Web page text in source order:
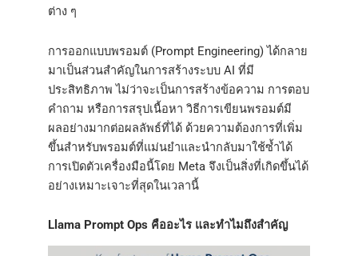
ต่าง ๆ
การออกแบบพรอมต์ (Prompt Engineering) ได้กลาย
มาเป็นส่วนสำคัญในการสร้างระบบ AI ที่มี
ประสิทธิภาพ ไม่ว่าจะเป็นการสร้างข้อความ การตอบ
คำถาม หรือการสรุปเนื้อหา วิธีการเขียนพรอมต์มี
ผลอย่างมากต่อผลลัพธ์ที่ได้ ด้วยความต้องการที่เพิ่ม
ขึ้นสำหรับพรอมต์ที่แม่นยำและนำกลับมาใช้ซ้ำได้
การเปิดตัวเครื่องมือนี้โดย Meta จึงเป็นสิ่งที่เกิดขึ้นได้
อย่างเหมาะเจาะที่สุดในเวลานี้
Llama Prompt Ops คืออะไร และทำไมถึงสำคัญ